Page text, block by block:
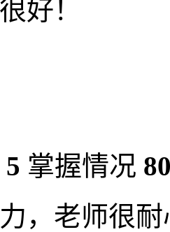
好！
5 掌握情况
，老师很耐